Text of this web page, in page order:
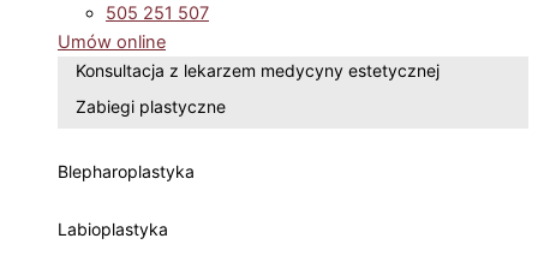
505 251 507
Umów online
Konsultacja z lekarzem medycyny estetycznej
Zabiegi plastyczne
Blepharoplastyka
Labioplastyka